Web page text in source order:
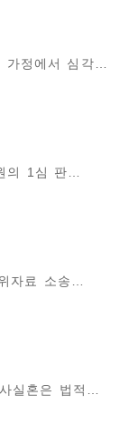
가정에서 심각…
의 1심 판…
자료 소송…
실혼은 법적…